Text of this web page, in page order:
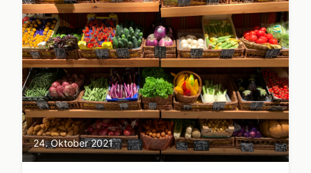
24. Oktober 2021